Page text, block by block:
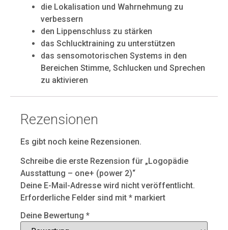
die Lokalisation und Wahrnehmung zu
verbessern
den Lippenschluss zu stärken
das Schlucktraining zu unterstützen
das sensomotorischen Systems in den
Bereichen Stimme, Schlucken und Sprechen
zu aktivieren
Rezensionen
Es gibt noch keine Rezensionen.
Schreibe die erste Rezension für „Logopädie
Ausstattung – one+ (power 2)“
Deine E-Mail-Adresse wird nicht veröffentlicht.
Erforderliche Felder sind mit * markiert
Deine Bewertung *